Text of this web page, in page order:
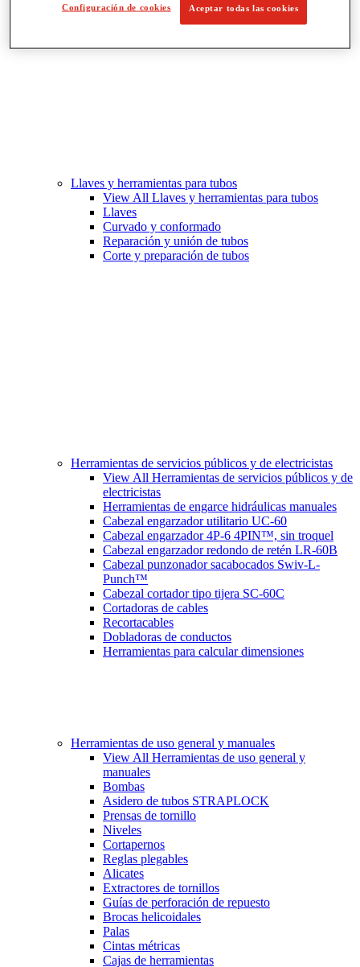
Llaves y herramientas para tubos
View All Llaves y herramientas para tubos
Llaves
Curvado y conformado
Reparación y unión de tubos
Corte y preparación de tubos
Herramientas de servicios públicos y de electricistas
View All Herramientas de servicios públicos y de
electricistas
Herramientas de engarce hidráulicas manuales
Cabezal engarzador utilitario UC-60
Cabezal engarzador 4P-6 4PIN™, sin troquel
Cabezal engarzador redondo de retén LR-60B
Cabezal punzonador sacabocados Swiv-L-
Punch™
Cabezal cortador tipo tijera SC-60C
Cortadoras de cables
Recortacables
Dobladoras de conductos
Herramientas para calcular dimensiones
Herramientas de uso general y manuales
View All Herramientas de uso general y
manuales
Bombas
Asidero de tubos STRAPLOCK
Prensas de tornillo
Niveles
Cortapernos
Reglas plegables
Alicates
Extractores de tornillos
Guías de perforación de repuesto
Brocas helicoidales
Palas
Cintas métricas
Cajas de herramientas
Configuración de cookies Aceptar todas las cookies